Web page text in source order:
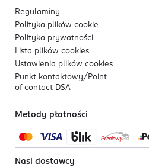
Regulaminy
Polityka plików cookie
Polityka prywatności
Lista plików cookies
Ustawienia plików cookies
Punkt kontaktowy/ Point
of contact DSA
Metody płatności
Nasi dostawcy